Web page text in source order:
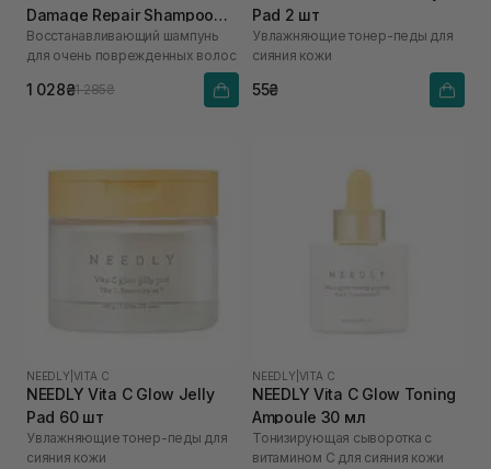
Damage Repair Shampoo
300 мл
Восстанавливающий шампунь
для очень поврежденных волос
1 028₴1 285₴
Pad 2 шт
Увлажняющие тонер-педы для
сияния кожи
55₴
NEEDLY VITA C
NEEDLY Vita C Glow Jelly
Pad 60 шт
Увлажняющие тонер-педы для
сияния кожи
NEEDLY VITA C
NEEDLY Vita C Glow Toning
Ampoule 30 мл
Тонизирующая сыворотка с
витамином С для сияния кожи